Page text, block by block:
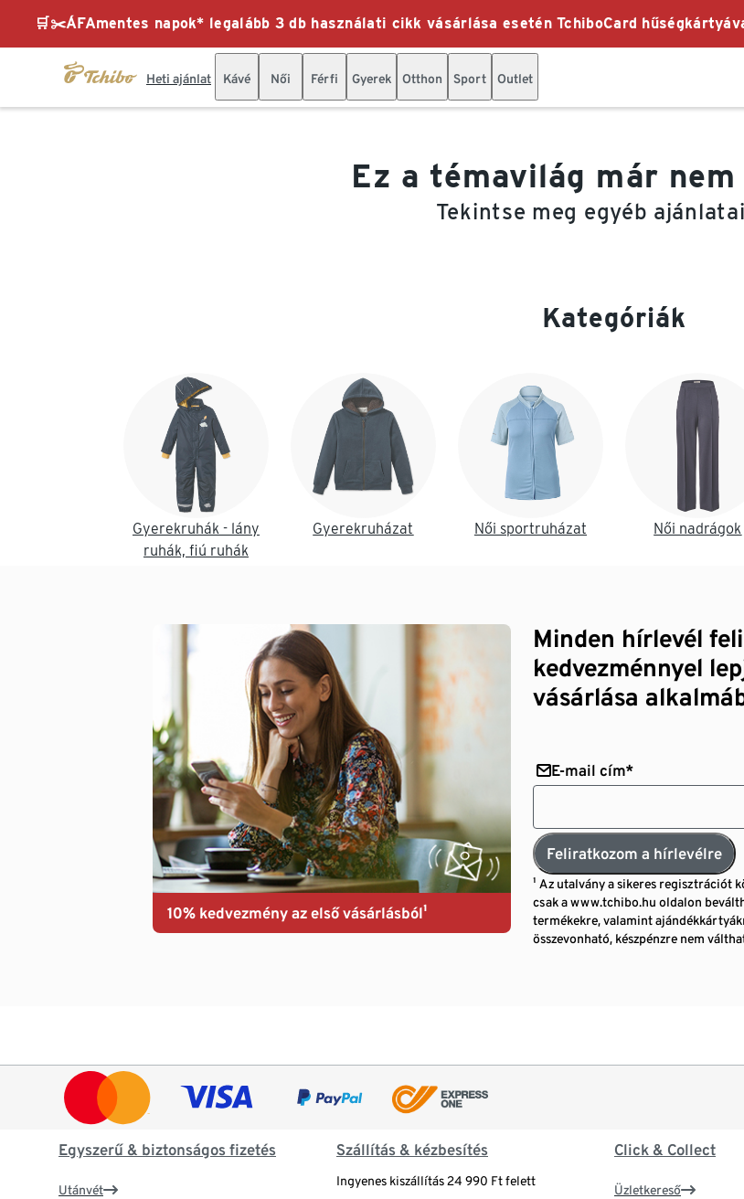
🛒✂️ÁFAmentes napok* legalább 3 db használati cikk vásárlása esetén TchiboCard
Heti ajánlat Kávé Női Férfi Gyerek Otthon Sport Outlet
Ez a témavilág már
Tekintse meg egyéb
Kategóriák
Gyerekruhák - lány
ruhák, fiú ruhák
Gyerekruházat Női sportruházat Női nadrágok
10% kedvezmény az első vásárlásból¹
Minden hírlevél
kedvezménnyel
vásárlása
E-mail cím*
Feliratkozom a hírlevélre
¹ Az utalvány a sikeres regisztrációt
csak a www.tchibo.hu oldalon
termékekre, valamint
összevonható, készpénzre nem
Egyszerű & biztonságos fizetés
Utánvét
Szállítás & kézbesítés
Ingyenes kiszállítás 24 990 Ft felett
Click & Collect
Üzletkereső